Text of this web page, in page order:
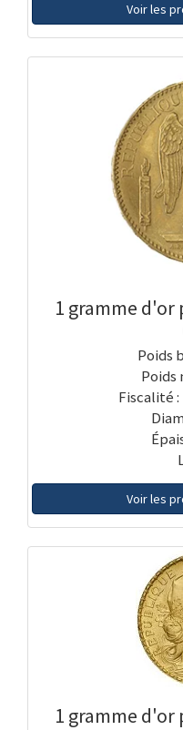
Voir les
1 gramme d'or
Poids
Poids
Fiscalité
Voir les
1 gramme d'or